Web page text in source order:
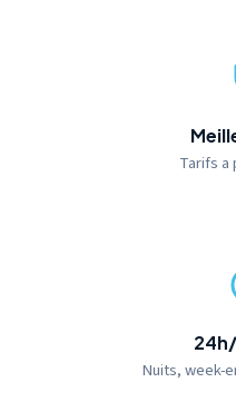
Tarifs a
Nuits, week-